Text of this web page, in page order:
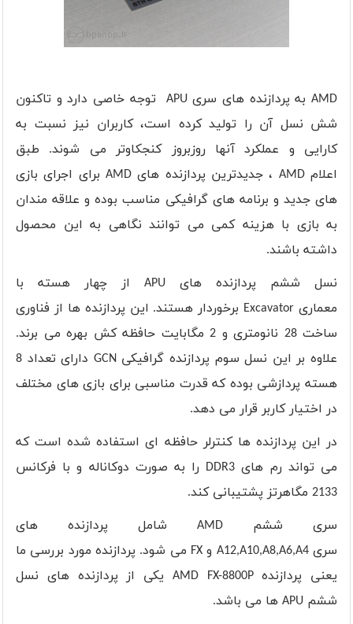
AMDبه پردازنده های سریAPU توجه خاصی دارد و تاکنون
شش نسل آن را تولید کرده است، کاربران نیز نسبت به
کارایی و عملکرد آنها روزبروز کنجکاوتر می شوند. طبق
اعلامAMD ، جدیدترین پردازنده های AMD برای اجرای بازی
های جدید و برنامه های گرافیکی مناسب بوده و علاقه مندان
به بازی با هزینه کمی می توانند نگاهی به این محصول
داشته باشند.
نسل ششم پردازنده های APU از چهار هسته با
معماری Excavator برخوردار هستند. این پردازنده ها از فناوری
ساخت 28 نانومتری و 2 مگابایت حافظه کش بهره می برند.
علاوه بر این نسل سوم پردازنده گرافیکی GCN
دارای تعداد 8
هسته پردازشی بوده که قدرت مناسبی برای بازی های مختلف
در اختیار کاربر قرار می دهد.
در این پردازنده ها کنترلر حافظه ای استفاده شده است که
می تواند رم هایDDR3 را به صورت دوکاناله و با فرکانس
2133 مگاهرتز پشتیبانی کند.
سری ششم AMD شامل پردازنده های
سریA12,A10,A8,A6,A4 و FX می شود. پردازنده مورد بررسی ما
یعنی پردازندهAMD FX-8800P یکی از پردازنده های نسل
ششم APU ها می باشد.